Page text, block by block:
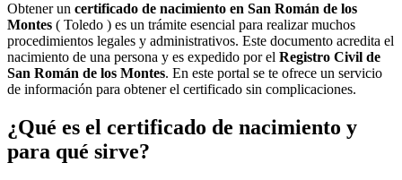
Obtener un certificado de nacimiento en San Román de los
Montes ( Toledo ) es un trámite esencial para realizar muchos
procedimientos legales y administrativos. Este documento acredita el
nacimiento de una persona y es expedido por el Registro Civil de
San Román de los Montes. En este portal se te ofrece un servicio
de información para obtener el certificado sin complicaciones.
¿Qué es el certificado de nacimiento y
para qué sirve?